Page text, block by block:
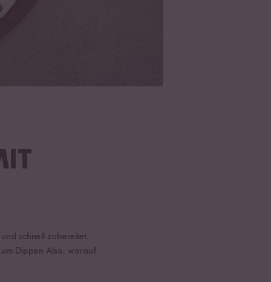
schnell zubereitet,
Dippen Also, worauf